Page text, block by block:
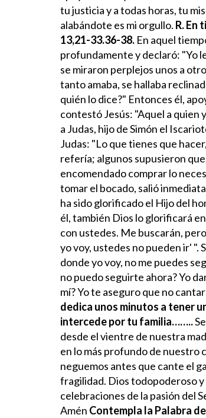
tu justiciay a todas horas, tu
alabándote es mi orgullo. R. En
13,21-33.36-38. En aquel
profundamente y declaró: "Yo
se miraron perplejos unos a
tanto amaba, se hallaba
quién lo dice?" Entonces él,
contestó Jesús: "Aquel a quien
a Judas, hijo de Simón el
Judas: "Lo que tienes que
refería; algunos supusieron
encomendado comprar lo
tomar el bocado, salió
ha sido glorificado el Hijo del
él, también Dios lo glorificará
con ustedes. Me buscarán,
yo voy, ustedes no pueden ir' ".
donde yo voy, no me puedes
no puedo seguirte ahora? Yo
mí? Yo te aseguro que no
dedica unos minutos a tener
intercede por tu familia……..
desde el vientre de nuestra
en lo más profundo de nuestro
neguemos antes que cante el
fragilidad. Dios todopoderoso
celebraciones de la pasión del
Amén Contempla la Palabra